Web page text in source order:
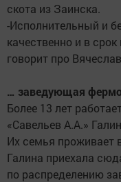
скота из Заинска.
-Исполнительный и
качественно и в
говорит про
… заведующая
Более 13 лет
«Савельев А.А.»
Их семья проживает
Галина приехала
по распределению